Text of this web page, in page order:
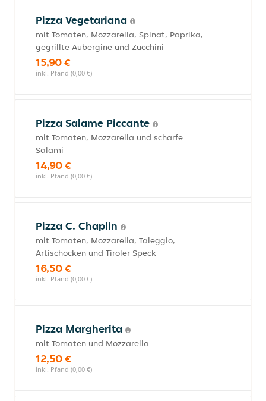
Pizza Vegetariana
mit Tomaten, Mozzarella, Spinat, Paprika,
gegrillte Aubergine und Zucchini
15,90 €
inkl. Pfand (0,00 €)
Pizza Salame Piccante
mit Tomaten, Mozzarella und scharfe
Salami
14,90 €
inkl. Pfand (0,00 €)
Pizza C. Chaplin
mit Tomaten, Mozzarella, Taleggio,
Artischocken und Tiroler Speck
16,50 €
inkl. Pfand (0,00 €)
Pizza Margherita
mit Tomaten und Mozzarella
12,50 €
inkl. Pfand (0,00 €)